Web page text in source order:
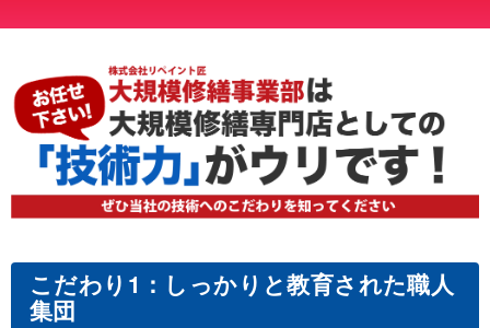
こだわり1：しっかりと教育された職人
集団